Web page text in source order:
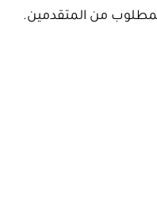
المطلوب من المتقدمين.